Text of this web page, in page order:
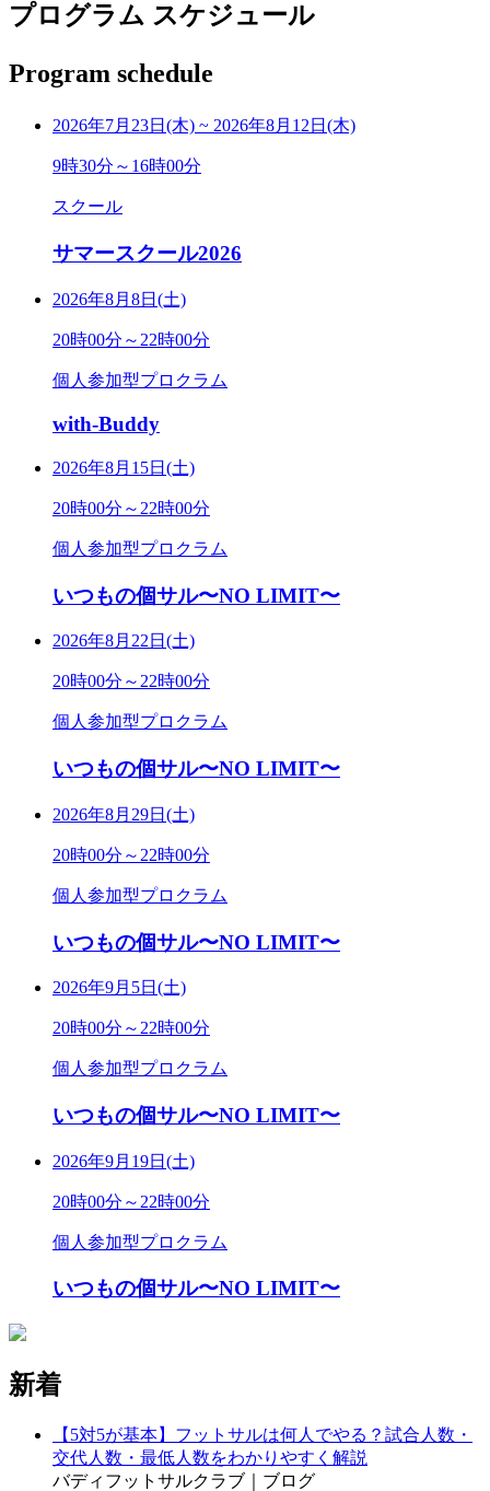
プログラム スケジュール
Program schedule
2026年7月23日(木) ~ 2026年8月12日(木)
9時30分～16時00分
スクール
サマースクール2026
2026年8月8日(土)
20時00分～22時00分
個人参加型プロクラム
with-Buddy
2026年8月15日(土)
20時00分～22時00分
個人参加型プロクラム
いつもの個サル〜NO LIMIT〜
2026年8月22日(土)
20時00分～22時00分
個人参加型プロクラム
いつもの個サル〜NO LIMIT〜
2026年8月29日(土)
20時00分～22時00分
個人参加型プロクラム
いつもの個サル〜NO LIMIT〜
2026年9月5日(土)
20時00分～22時00分
個人参加型プロクラム
いつもの個サル〜NO LIMIT〜
2026年9月19日(土)
20時00分～22時00分
個人参加型プロクラム
いつもの個サル〜NO LIMIT〜
新着
【5対5が基本】フットサルは何人でやる？試合人数・
交代人数・最低人数をわかりやすく解説
バディフットサルクラブ｜ブログ